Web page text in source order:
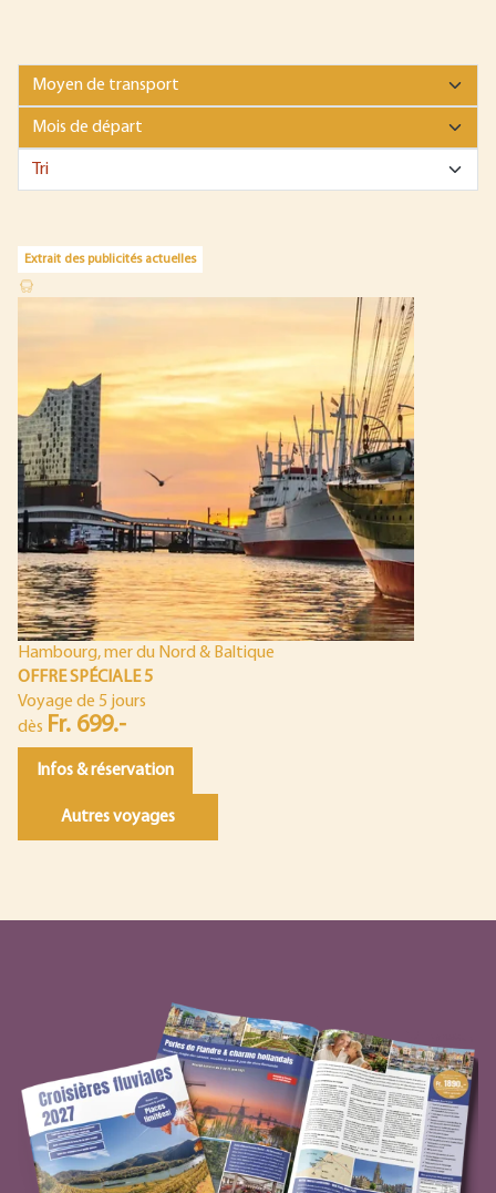
Extrait des publicités actuelles
Hambourg, mer du Nord & Baltique
OFFRE SPÉCIALE 5
Voyage de 5 jours
dès Fr. 699.-
Infos & réservation
Autres voyages